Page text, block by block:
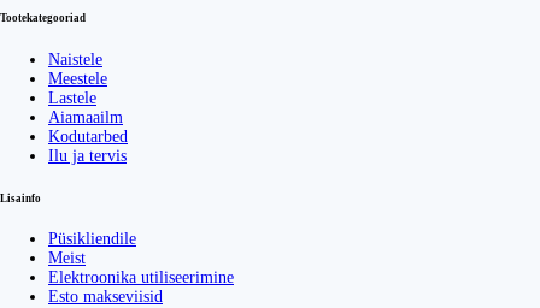
Tootekategooriad
Naistele
Meestele
Lastele
Aiamaailm
Kodutarbed
Ilu ja tervis
Lisainfo
Püsikliendile
Meist
Elektroonika utiliseerimine
Esto makseviisid